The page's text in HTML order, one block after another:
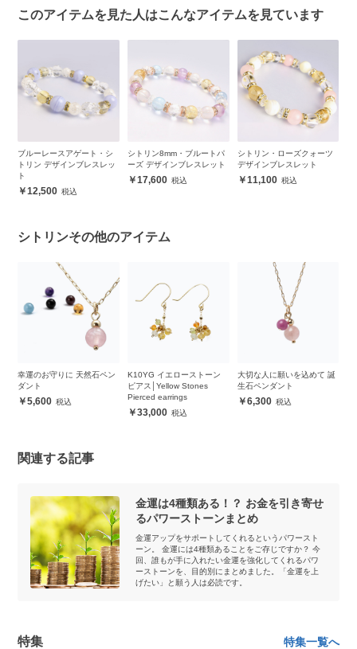
このアイテムを見た人はこんなアイテムを見ています
ブルーレースアゲート・シ
トリン デザインブレスレッ
ト
12,500
シトリン8mm・ブルートパ
ーズ デザインブレスレット
17,600
シトリン・ローズクォーツ
デザインブレスレット
11,100
シトリンその他のアイテム
幸運のお守りに 天然石ペン
ダント
5,600
K10YG イエローストーン
ピアス│Yellow Stones
Pierced earrings
33,000
大切な人に願いを込めて 誕
生石ペンダント
6,300
関連する記事
金運は4種類ある！？ お金を引き寄せ
るパワーストーンまとめ
金運アップをサポートしてくれるというパワースト
ーン。 金運には4種類あることをご存じですか？ 今
回、誰もが手に入れたい金運を強化してくれるパワ
ーストーンを、目的別にまとめました。「金運を上
げたい」と願う人は必読です。
特集 特集一覧へ